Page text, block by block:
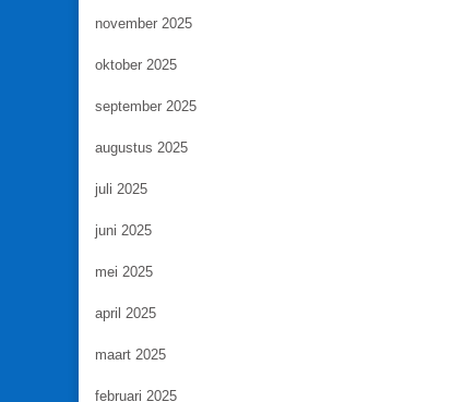
november 2025
oktober 2025
september 2025
augustus 2025
juli 2025
juni 2025
mei 2025
april 2025
maart 2025
februari 2025